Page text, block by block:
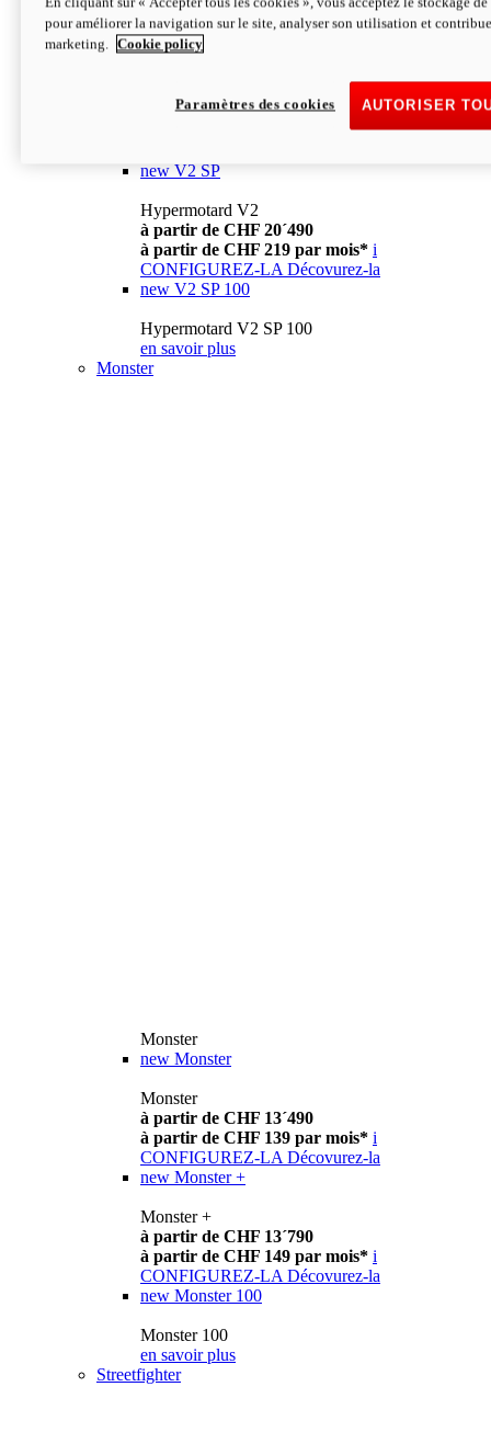
à partir de CHF 13´990 i
CONFIGUREZ-LA Décovurez-la
newV2
à partir de CHF 15´990
à partir de CHF 169 par mois* i
new V2 SP
Hypermotard V2
à partir de CHF 20´490
à partir de CHF 219 par mois* i
CONFIGUREZ-LA Décovurez-la
new V2 SP 100
Hypermotard V2 SP 100
en savoir plus
Monster
Monster
new Monster
Monster
à partir de CHF 13´490
à partir de CHF 139 par mois* i
CONFIGUREZ-LA Décovurez-la
new Monster +
Monster +
à partir de CHF 13´790
à partir de CHF 149 par mois* i
CONFIGUREZ-LA Décovurez-la
new Monster 100
Monster 100
en savoir plus
Streetfighter
pour améliorer la navigation sur le site, analyser son utilisation et
marketing.
Cookie policy
AUTORISER
Paramètres des cookies